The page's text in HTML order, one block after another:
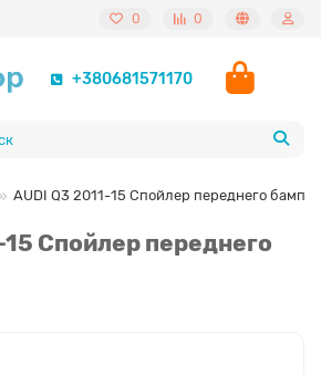
0 0
+380681571170
AUDI Q3 2011-15 Спойлер переднего
15 Спойлер переднего